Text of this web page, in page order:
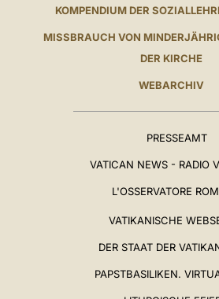
KOMPENDIUM DER
MISSBRAUCH VON
DER KIRCHE
WEBARCHIV
PRESSEAMT
VATICAN NEWS - RADIO
L'OSSERVATORE
VATIKANISCHE
DER STAAT DER
PAPSTBASILIKEN.